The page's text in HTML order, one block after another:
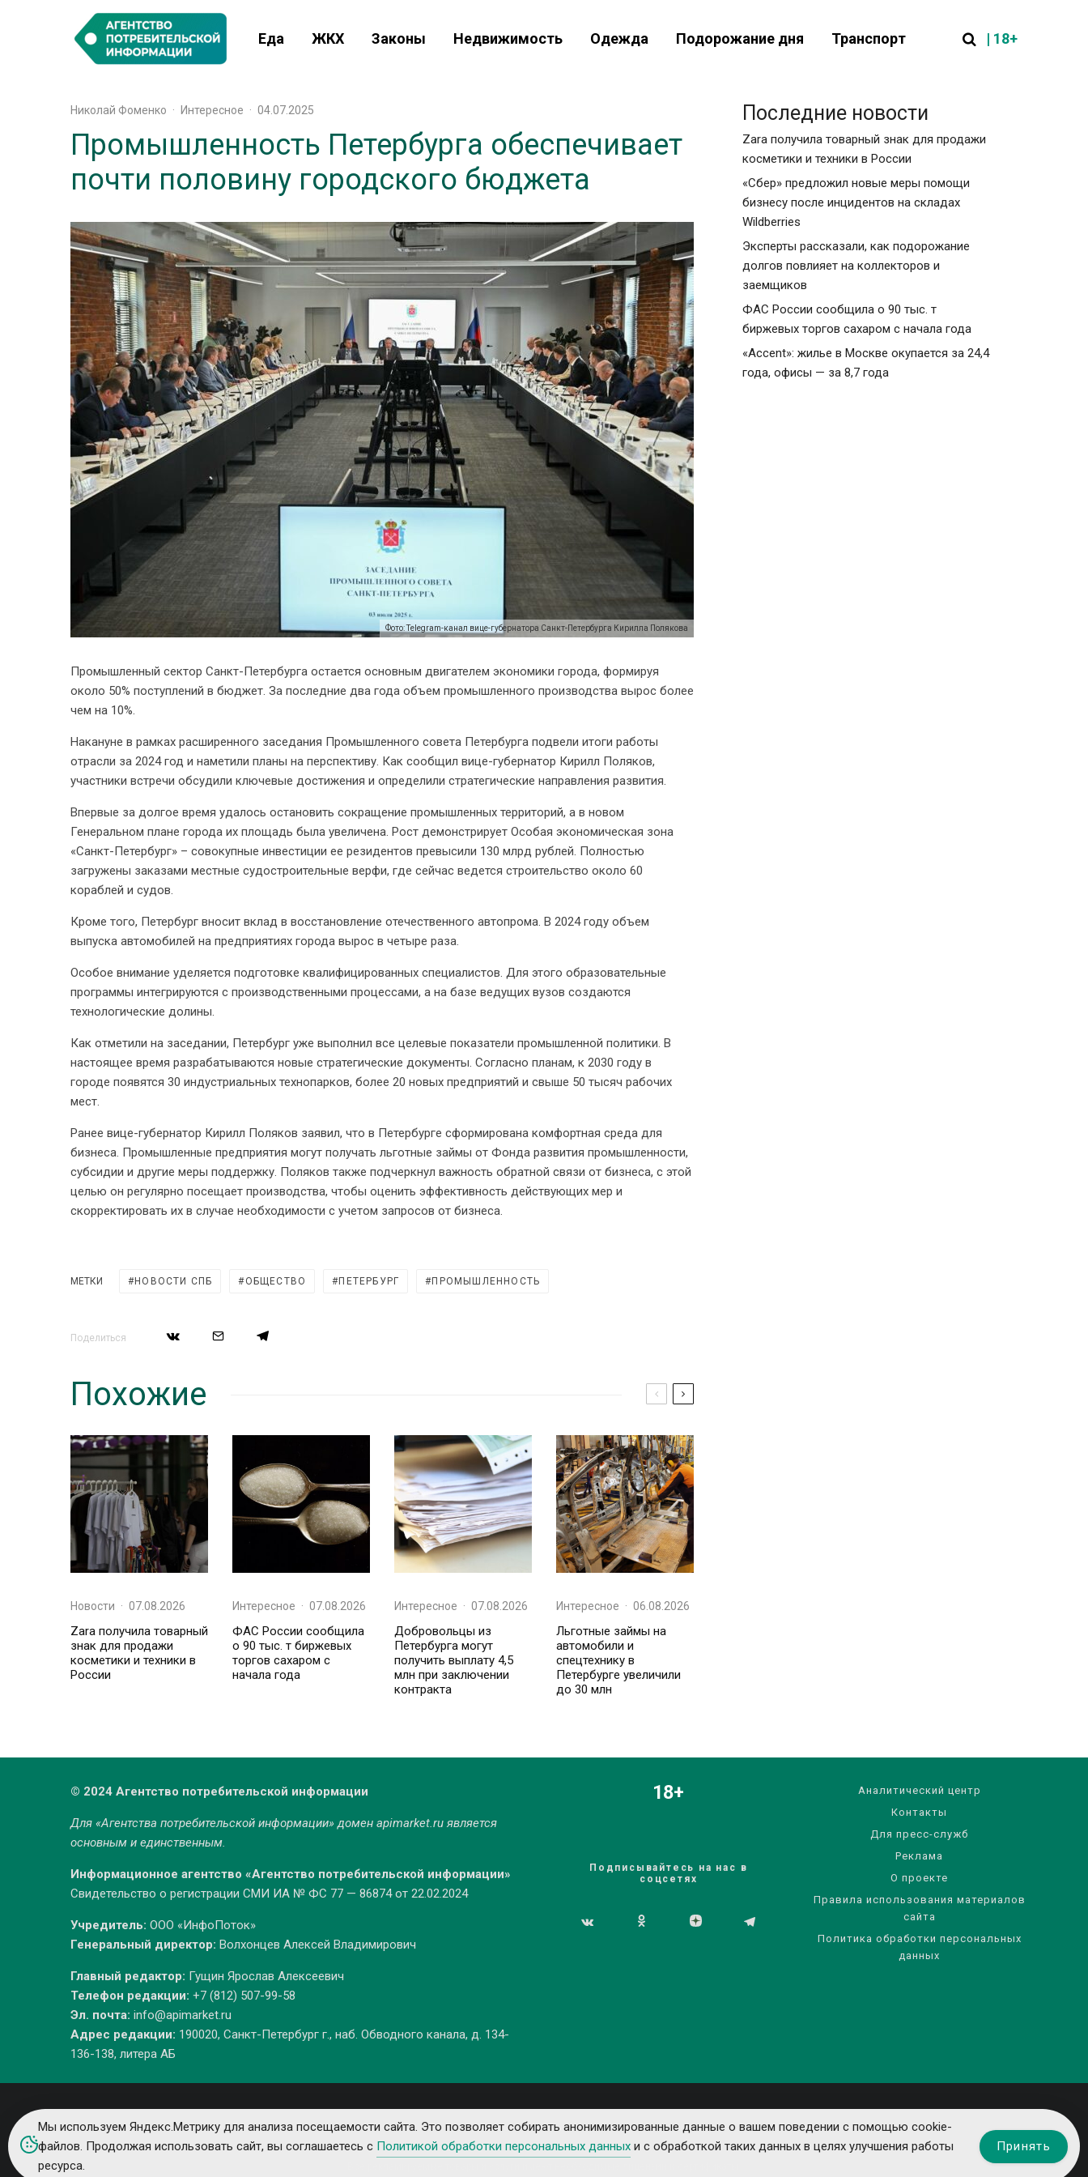
Еда ЖКХ Законы Недвижимость Одежда Подорожание дня Транспорт | 18+
Николай Фоменко · Интересное · 04.07.2025
Промышленность Петербурга обеспечивает
почти половину городского бюджета
Фото: Telegram-канал вице-губернатора Санкт-Петербурга Кирилла Полякова
Промышленный сектор Санкт-Петербурга остается основным двигателем экономики города, формируя
около 50% поступлений в бюджет. За последние два года объем промышленного производства вырос более
чем на 10%.
Накануне в рамках расширенного заседания Промышленного совета Петербурга подвели итоги работы
отрасли за 2024 год и наметили планы на перспективу. Как сообщил вице-губернатор Кирилл Поляков,
участники встречи обсудили ключевые достижения и определили стратегические направления развития.
Впервые за долгое время удалось остановить сокращение промышленных территорий, а в новом
Генеральном плане города их площадь была увеличена. Рост демонстрирует Особая экономическая зона
«Санкт-Петербург» – совокупные инвестиции ее резидентов превысили 130 млрд рублей. Полностью
загружены заказами местные судостроительные верфи, где сейчас ведется строительство около 60
кораблей и судов.
Кроме того, Петербург вносит вклад в восстановление отечественного автопрома. В 2024 году объем
выпуска автомобилей на предприятиях города вырос в четыре раза.
Особое внимание уделяется подготовке квалифицированных специалистов. Для этого образовательные
программы интегрируются с производственными процессами, а на базе ведущих вузов создаются
технологические долины.
Как отметили на заседании, Петербург уже выполнил все целевые показатели промышленной политики. В
настоящее время разрабатываются новые стратегические документы. Согласно планам, к 2030 году в
городе появятся 30 индустриальных технопарков, более 20 новых предприятий и свыше 50 тысяч рабочих
мест.
Ранее вице-губернатор Кирилл Поляков заявил, что в Петербурге сформирована комфортная среда для
бизнеса. Промышленные предприятия могут получать льготные займы от Фонда развития промышленности,
субсидии и другие меры поддержку. Поляков также подчеркнул важность обратной связи от бизнеса, с этой
целью он регулярно посещает производства, чтобы оценить эффективность действующих мер и
скорректировать их в случае необходимости с учетом запросов от бизнеса.
МЕТКИ НОВОСТИ СПБ ОБЩЕСТВО ПЕТЕРБУРГ ПРОМЫШЛЕННОСТЬ
Поделиться
Похожие
Новости · 07.08.2026
Zara получила товарный
знак для продажи
косметики и техники в
России
Интересное · 07.08.2026
ФАС России сообщила
о 90 тыс. т биржевых
торгов сахаром с
начала года
Интересное · 07.08.2026
Добровольцы из
Петербурга могут
получить выплату 4,5
млн при заключении
контракта
Интересное · 06.08.2026
Льготные займы на
автомобили и
спецтехнику в
Петербурге увеличили
до 30 млн
Последние новости
Zara получила товарный знак для продажи
косметики и техники в России
«Сбер» предложил новые меры помощи
бизнесу после инцидентов на складах
Wildberries
Эксперты рассказали, как подорожание
долгов повлияет на коллекторов и
заемщиков
ФАС России сообщила о 90 тыс. т
биржевых торгов сахаром с начала года
«Accent»: жилье в Москве окупается за 24,4
года, офисы — за 8,7 года
© 2024 Агентство потребительской информации
Для «Агентства потребительской информации» домен apimarket.ruявляется
основным и единственным.
Информационное агентство «Агентство потребительской информации»
Свидетельство о регистрации СМИ ИА № ФС 77 — 86874 от 22.02.2024
Учредитель: ООО «ИнфоПоток»
Генеральный директор: Волхонцев Алексей Владимирович
Главный редактор: Гущин Ярослав Алексеевич
Телефон редакции: +7 (812) 507-99-58
Эл. почта: info@apimarket.ru
Адрес редакции: 190020, Санкт-Петербург г., наб. Обводного канала, д. 134-
136-138, литера АБ
18+
Подписывайтесь на нас в
соцсетях
Аналитический центр
Контакты
Для пресс-служб
Реклама
О проекте
Правила использования материалов
сайта
Политика обработки персональных
данных
Мы используем Яндекс.Метрику для анализа посещаемости сайта. Это позволяет собирать анонимизированные данные о вашем поведении с помощью cookie-
файлов. Продолжая использовать сайт, вы соглашаетесь с Политикой обработки персональных данных и с обработкой таких данных в целях улучшения работы
ресурса.
Принять